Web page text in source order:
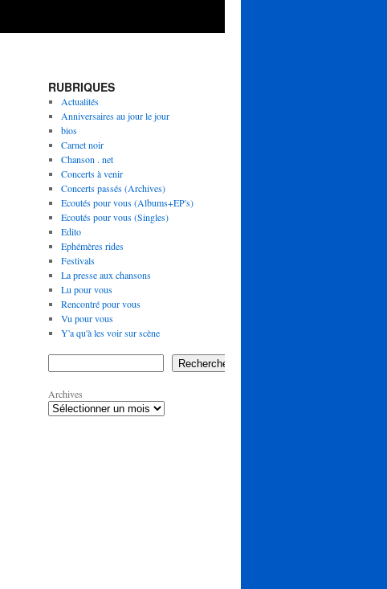
RUBRIQUES
Actualités
Anniversaires au jour le jour
bios
Carnet noir
Chanson . net
Concerts à venir
Concerts passés (Archives)
Ecoutés pour vous (Albums+EP's)
Ecoutés pour vous (Singles)
Edito
Ephémères rides
Festivals
La presse aux chansons
Lu pour vous
Rencontré pour vous
Vu pour vous
Y'a qu'à les voir sur scène
Rechercher
Archives